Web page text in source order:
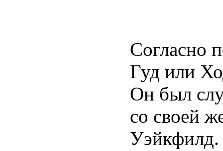
Согласно
Гуд или
Он был
со своей
Уэйкфилд.